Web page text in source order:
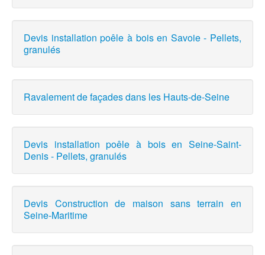
Devis installation poêle à bois en Savoie - Pellets,
granulés
Ravalement de façades dans les Hauts-de-Seine
Devis installation poêle à bois en Seine-Saint-
Denis - Pellets, granulés
Devis Construction de maison sans terrain en
Seine-Maritime